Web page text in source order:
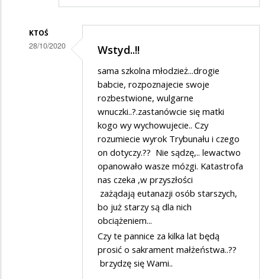
KTOŚ
28/10/2020 Wstyd..!!
sama szkolna młodzież...drogie
babcie, rozpoznajecie swoje
rozbestwione, wulgarne
wnuczki..?.zastanówcie się matki
kogo wy wychowujecie.. Czy
rozumiecie wyrok Trybunału i czego
on dotyczy.?? Nie sądzę,.. lewactwo
opanowało wasze mózgi. Katastrofa
nas czeka ,w przyszłości
zażądają eutanazji osób starszych,
bo już starzy są dla nich
obciążeniem...
Czy te pannice za kilka lat będą
prosić o sakrament małżeństwa..??
brzydzę się Wami..